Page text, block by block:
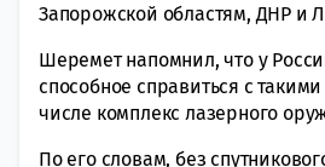
Запорожской областям, ДНР и
Шеремет напомнил, что у
способное справиться с
числе комплекс лазерного
По его словам, без